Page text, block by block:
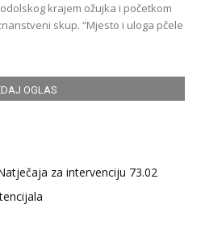
krajem ožujka i početkom
skup. “Mjesto i uloga pčele
OGLAS
za intervenciju 73.02